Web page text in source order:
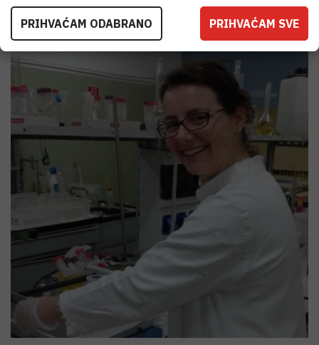
mmajer@irb.hr
PRIHVAĆAM ODABRANO PRIHVAĆAM SVE